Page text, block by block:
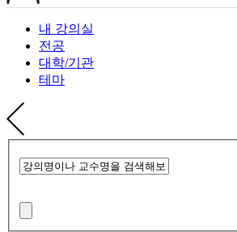
내 강의실
전공
대학/기관
테마